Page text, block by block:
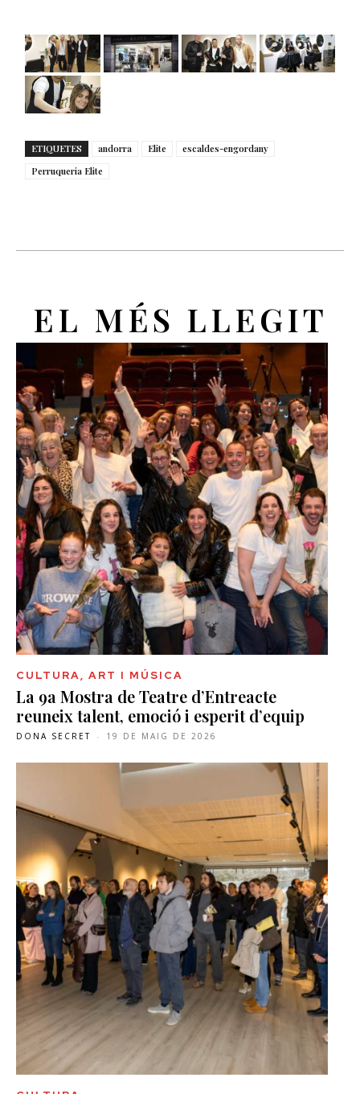
ETIQUETES andorra Elite
escaldes-engordany
Perruqueria Elite
EL MÉS LLEGIT
CULTURA, ART I MÚSICA
La 9a Mostra de Teatre d’Entreacte
reuneix talent, emoció i esperit d’equip
DONA SECRET - 19 DE MAIG DE 2026